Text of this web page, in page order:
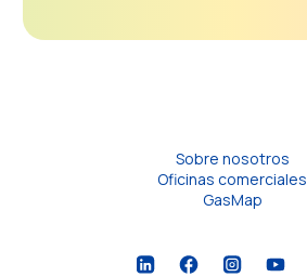
Sobre nosotros
Oficinas comerciales
GasMap